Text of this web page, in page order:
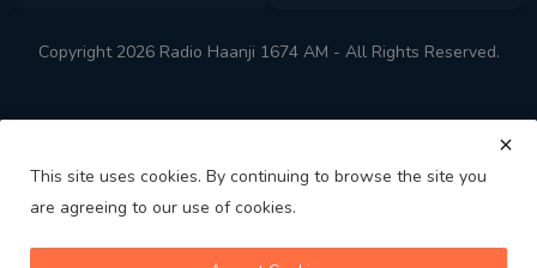
Copyright 2026 Radio Haanji 1674 AM - All Rights Reserved.
This site uses cookies. By continuing to browse the site you
are agreeing to our use of cookies.
Australia's No. 1 Indian Radio Station